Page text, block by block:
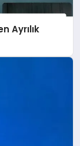
Ayrılık